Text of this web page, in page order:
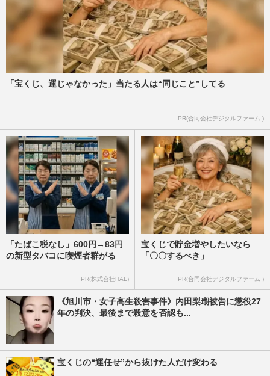
「宝くじ、運じゃなかった」当たる人は“同じこと”してる
PR(合同会社デジタルファーム )
「たばこ税なし」600円→83円
の新型タバコに喫煙者群がる
PR(株式会社HAL)
宝くじで貯金増やしたいなら
「〇〇するべき」
PR(合同会社デジタルファーム )
《旭川市・女子高生殺害事件》内田梨瑚被告に懲役27
年の判決、最後まで殺意を否認も...
宝くじの“運任せ”から抜けた人だけ変わる